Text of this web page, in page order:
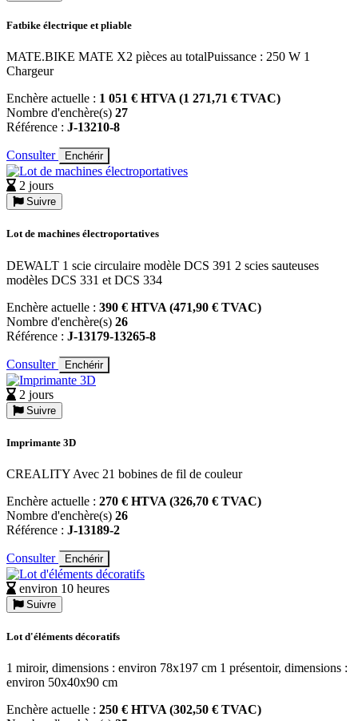
Fatbike électrique et pliable
MATE.BIKE MATE X2 pièces au totalPuissance : 250 W 1
Chargeur
Enchère actuelle : 1 051 € HTVA (1 271,71 € TVAC)
Nombre d'enchère(s) 27
Référence : J-13210-8
Consulter Enchérir
2 jours
Suivre
Lot de machines électroportatives
DEWALT 1 scie circulaire modèle DCS 391 2 scies sauteuses
modèles DCS 331 et DCS 334
Enchère actuelle : 390 € HTVA (471,90 € TVAC)
Nombre d'enchère(s) 26
Référence : J-13179-13265-8
Consulter Enchérir
2 jours
Suivre
Imprimante 3D
CREALITY Avec 21 bobines de fil de couleur
Enchère actuelle : 270 € HTVA (326,70 € TVAC)
Nombre d'enchère(s) 26
Référence : J-13189-2
Consulter Enchérir
environ 10 heures
Suivre
Lot d'éléments décoratifs
1 miroir, dimensions : environ 78x197 cm 1 présentoir, dimensions :
environ 50x40x90 cm
Enchère actuelle : 250 € HTVA (302,50 € TVAC)